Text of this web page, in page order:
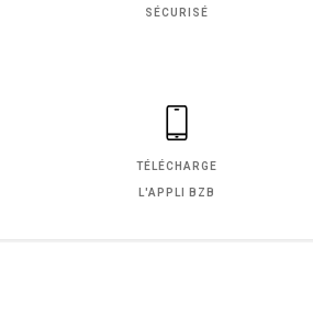
SÉCURISÉ
TÉLÉCHARGE
L'APPLI BZB